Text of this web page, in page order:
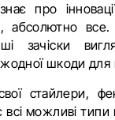
про
абсолютно все.
зачіски
шкоди для
стайлери,
всі можливі типи